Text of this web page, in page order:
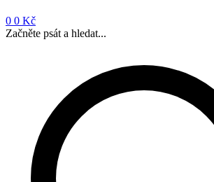
0 0 Kč
Začněte psát a hledat...